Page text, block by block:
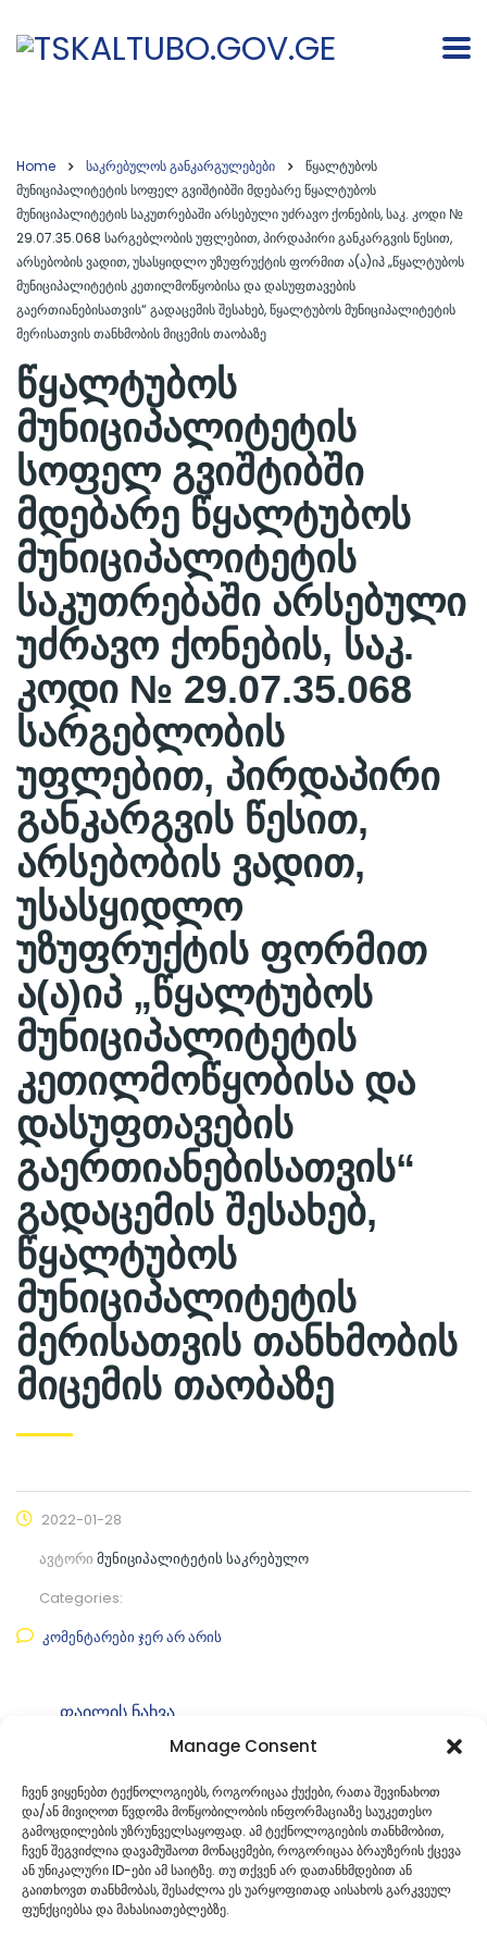
Manage Consent
ჩვენ ვიყენებთ ტექნოლოგიებს, როგორიცაა ქუქები, რათა შევინახოთ
და/ან მივიღოთ წვდომა მოწყობილობის ინფორმაციაზე საუკეთესო
გამოცდილების უზრუნველსაყოფად. ამ ტექნოლოგიების თანხმობით,
ჩვენ შეგვიძლია დავამუშაოთ მონაცემები, როგორიცაა ბრაუზერის ქცევა
ან უნიკალური ID-ები ამ საიტზე. თუ თქვენ არ დათანხმდებით ან
გაითხოვთ თანხმობას, შესაძლოა ეს უარყოფითად აისახოს გარკვეულ
ფუნქციებსა და მახასიათებლებზე.
Home საკრებულოს განკარგულებები
წყალტუბოს
მუნიციპალიტეტის სოფელ გვიშტიბში მდებარე წყალტუბოს
მუნიციპალიტეტის საკუთრებაში არსებული უძრავო ქონების, საკ. კოდი №
29.07.35.068 სარგებლობის უფლებით, პირდაპირი განკარგვის წესით,
არსებობის ვადით, უსასყიდლო უზუფრუქტის ფორმით ა(ა)იპ „წყალტუბოს
მუნიციპალიტეტის კეთილმოწყობისა და დასუფთავების
გაერთიანებისათვის“ გადაცემის შესახებ, წყალტუბოს მუნიციპალიტეტის
მერისათვის თანხმობის მიცემის თაობაზე
წყალტუბოს
მუნიციპალიტეტის
სოფელ გვიშტიბში
მდებარე წყალტუბოს
მუნიციპალიტეტის
საკუთრებაში არსებული
უძრავო ქონების, საკ.
კოდი № 29.07.35.068
სარგებლობის
უფლებით, პირდაპირი
განკარგვის წესით,
არსებობის ვადით,
უსასყიდლო
უზუფრუქტის ფორმით
ა(ა)იპ „წყალტუბოს
მუნიციპალიტეტის
კეთილმოწყობისა და
დასუფთავების
გაერთიანებისათვის“
გადაცემის შესახებ,
წყალტუბოს
მუნიციპალიტეტის
მერისათვის თანხმობის
მიცემის თაობაზე
2022-01-28
ავტორი მუნიციპალიტეტის საკრებულო
Categories:
კომენტარები ჯერ არ არის
ფაილის ნახვა
კატეგორიასაკრებულოს განკარგულებები
ID:9